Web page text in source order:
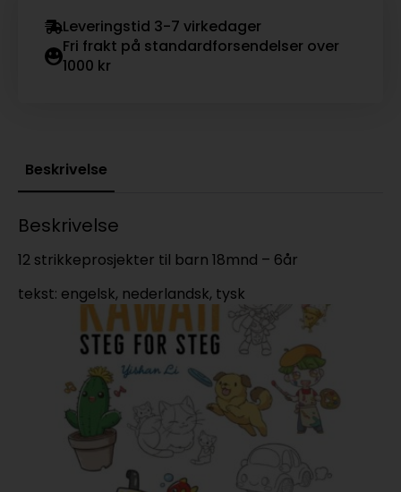
Leveringstid 3-7 virkedager
Fri frakt på standardforsendelser over
1000 kr
Beskrivelse
Beskrivelse
12 strikkeprosjekter til barn 18mnd – 6år
tekst: engelsk, nederlandsk, tysk